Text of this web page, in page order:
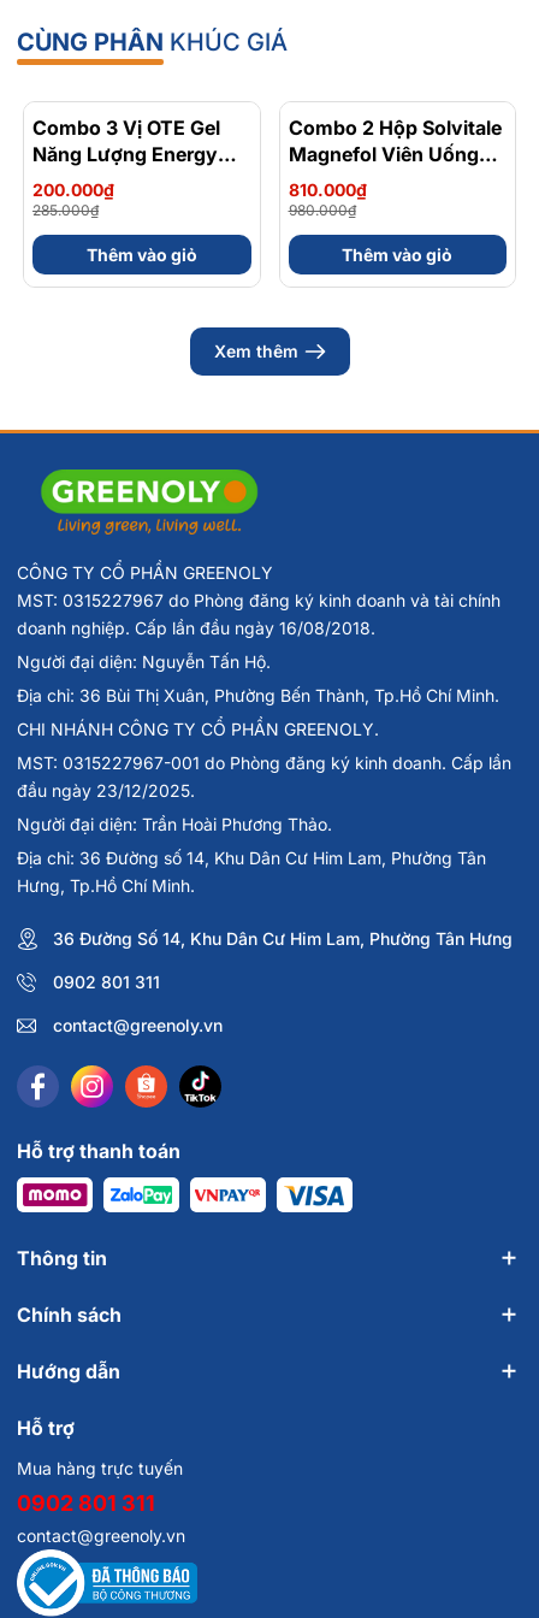
CÙNG PHÂN KHÚC GIÁ
- 30%
Combo 3 Vị OTE Gel
Năng Lượng Energy
Gel Kết Hợp
Carbohydrate Điện Giải
56gram 82kcal
200.000₫
285.000₫
Thêm vào giỏ
- 17%
Combo 2 Hộp Solvitale
Magnefol Viên Uống
Magnesium
Bisglycinate + Vitamin
nhóm B (Hộp 30 Viên)
810.000₫
980.000₫
Thêm vào giỏ
Xem thêm
CÔNG TY CỔ PHẦN GREENOLY
MST: 0315227967 do Phòng đăng ký kinh doanh và tài chính
doanh nghiệp. Cấp lần đầu ngày 16/08/2018.
Người đại diện: Nguyễn Tấn Hộ.
Địa chỉ: 36 Bùi Thị Xuân, Phường Bến Thành, Tp.Hồ Chí Minh.
CHI NHÁNH CÔNG TY CỔ PHẦN GREENOLY.
MST: 0315227967-001 do Phòng đăng ký kinh doanh. Cấp lần
đầu ngày 23/12/2025.
Người đại diện: Trần Hoài Phương Thảo.
Địa chỉ: 36 Đường số 14, Khu Dân Cư Him Lam, Phường Tân
Hưng, Tp.Hồ Chí Minh.
36 Đường Số 14, Khu Dân Cư Him Lam, Phường Tân Hưng
0902 801 311
contact@greenoly.vn
Hỗ trợ thanh toán
Thông tin
Chính sách
Hướng dẫn
Hỗ trợ
Mua hàng trực tuyến
0902 801 311
contact@greenoly.vn